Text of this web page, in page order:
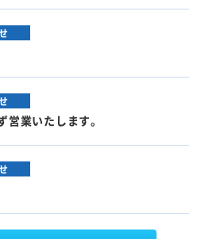
業いたします。